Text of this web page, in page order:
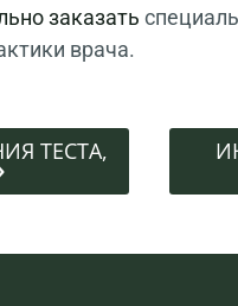
заказать
врача.
ТЕСТА,